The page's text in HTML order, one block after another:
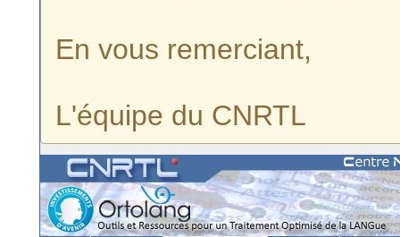
En vous remerciant,
L'équipe du CNRTL